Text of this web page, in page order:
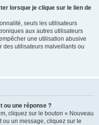
lorsque je clique sur le lien de
seuls les utilisateurs
aux autres utilisateurs
une utilisation abusive
des utilisateurs malveillants ou
ou une réponse ?
cliquez sur le bouton « Nouveau
un message, cliquez sur le